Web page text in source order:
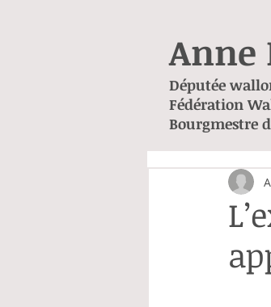
Anne
Députée
Fédération
Bourgmestre